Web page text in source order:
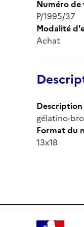
Numéro de
P/1995/37
Modalité
Achat
gélatino-
Format du
13x18